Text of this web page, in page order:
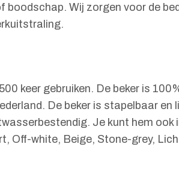
Wij zorgen voor de
keer gebruiken. De beker is
De beker is stapelbaar
Je kunt hem
Off-white, Beige, Stone-grey,